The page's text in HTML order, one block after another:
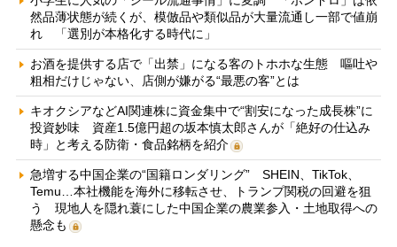
然品薄状態が続くが、模倣品や類似品が大量流通し一部で値崩
れ 「選別が本格化する時代に」
お酒を提供する店で「出禁」になる客のトホホな生態 嘔吐や
粗相だけじゃない、店側が嫌がる“最悪の客”とは
キオクシアなどAI関連株に資金集中で“割安になった成長株”に
投資妙味 資産1.5億円超の坂本慎太郎さんが「絶好の仕込み
時」と考える防衛・食品銘柄を紹介
急増する中国企業の“国籍ロンダリング” SHEIN、TikTok、
Temu…本社機能を海外に移転させ、トランプ関税の回避を狙
う 現地人を隠れ蓑にした中国企業の農業参入・土地取得への
懸念も